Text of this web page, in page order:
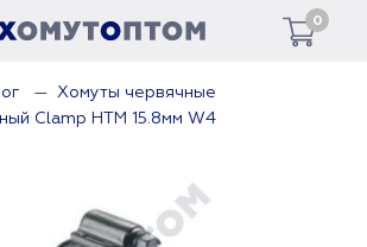
0
Хомуты червячные
Clamp HTM 15.8мм W4